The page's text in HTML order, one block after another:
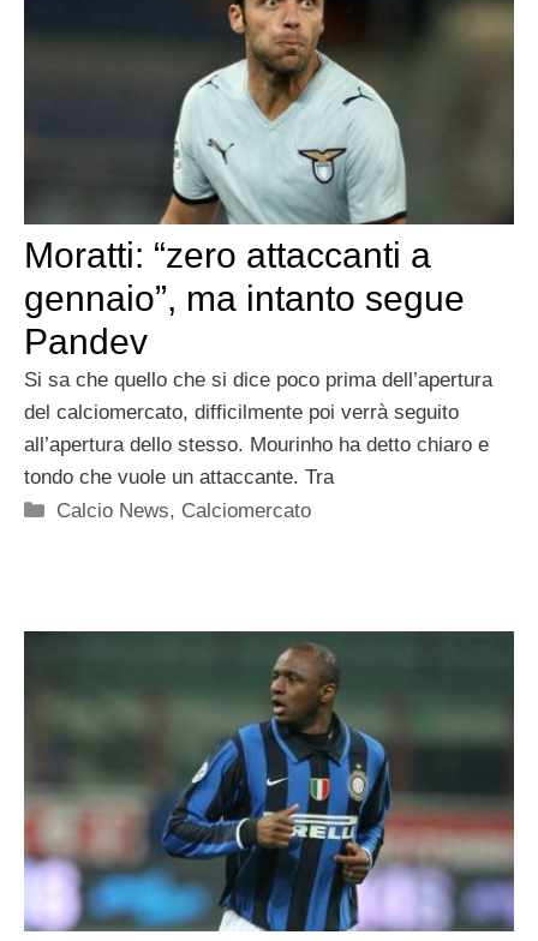
Moratti: “zero attaccanti a
gennaio”, ma intanto segue
Pandev
Si sa che quello che si dice poco prima dell’apertura
del calciomercato, difficilmente poi verrà seguito
all’apertura dello stesso. Mourinho ha detto chiaro e
tondo che vuole un attaccante. Tra
Categorie
Calcio News, Calciomercato